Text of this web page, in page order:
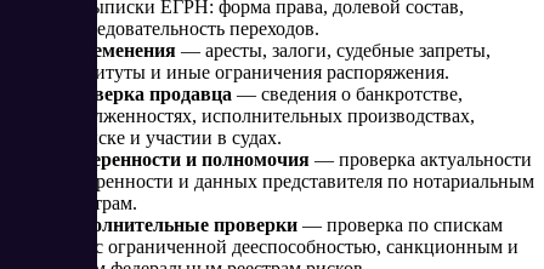
из выписки ЕГРН: форма права, долевой состав,
последовательность переходов.
Обременения — аресты, залоги, судебные запреты,
сервитуты и иные ограничения распоряжения.
Проверка продавца — сведения о банкротстве,
задолженностях, исполнительных производствах,
розыске и участии в судах.
Доверенности и полномочия — проверка актуальности
доверенности и данных представителя по нотариальным
реестрам.
Дополнительные проверки — проверка по спискам
лиц с ограниченной дееспособностью, санкционным и